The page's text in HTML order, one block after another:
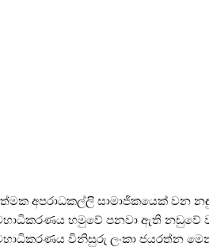
අපරාධකල්ලි සාමාජිකයෙක් වන
හමුවේ පනවා ඇති නඩුවේ
විනිසුරු ලංකා ජයරත්න